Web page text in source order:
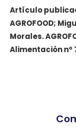
Artículo
AGROFOOD;
Morales.
Alimentación nº